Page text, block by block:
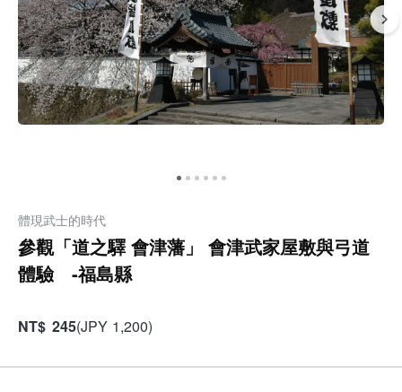
體現武士的時代
參觀「道之驛 會津藩」 會津武家屋敷與弓道
體驗 -福島縣
NT$ 245(JPY 1,200)